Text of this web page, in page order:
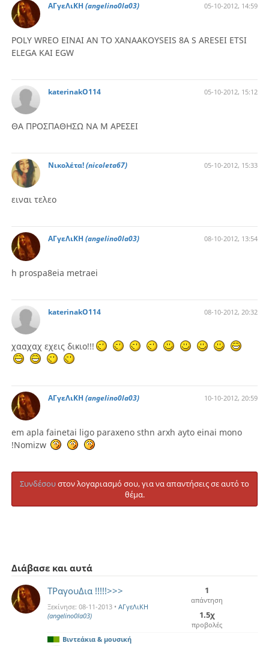
ΑΓγεΛιΚΗ (angelino0la03) 05-10-2012, 14:59
POLY WREO EINAI AN TO XANAAKOYSEIS 8A S ARESEI ETSI
ELEGA KAI EGW
katerinakO114 05-10-2012, 15:12
ΘΑ ΠΡΟΣΠΑΘΗΣΩ ΝΑ Μ ΑΡΕΣΕΙ
Νικολέτα!(nicoleta67) 05-10-2012, 15:33
ειναι τελεο
ΑΓγεΛιΚΗ (angelino0la03) 08-10-2012, 13:54
h prospa8eia metraei
katerinakO114 08-10-2012, 20:32
χααχαχ εχεις δικιο!!!
ΑΓγεΛιΚΗ (angelino0la03) 10-10-2012, 20:59
em apla fainetai ligo paraxeno sthn arxh ayto einai mono
!Nomizw
Συνδέσουστον λογαριασμό σου, για να απαντήσεις σε αυτό το
θέμα.
Διάβασε και αυτά
ΤΡαγουΔια !!!!!>>>
Ξεκίνησε: 08-11-2013 • ΑΓγεΛιΚΗ
(angelino0la03)
1
απάντηση
1.5χ
προβολές
Βιντεάκια & μουσική